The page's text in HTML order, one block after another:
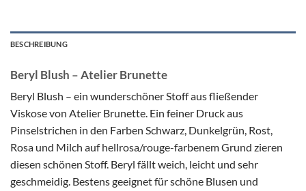
BESCHREIBUNG
Beryl Blush – Atelier Brunette
Beryl Blush – ein wunderschöner Stoff aus fließender
Viskose von Atelier Brunette. Ein feiner Druck aus
Pinselstrichen in den Farben Schwarz, Dunkelgrün, Rost,
Rosa und Milch auf hellrosa/rouge-farbenem Grund zieren
diesen schönen Stoff. Beryl fällt weich, leicht und sehr
geschmeidig. Bestens geeignet für schöne Blusen und